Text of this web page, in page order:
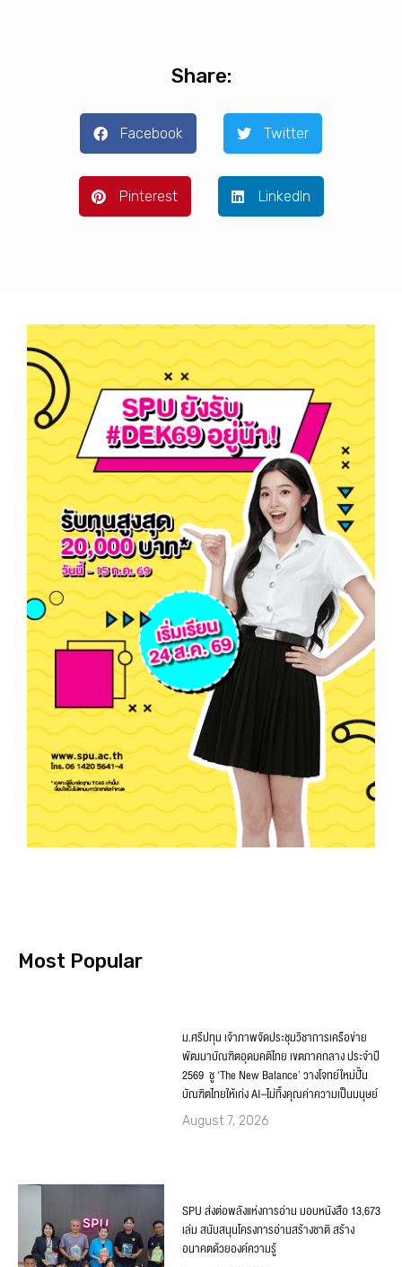
Share:
Facebook Twitter
Pinterest LinkedIn
Most Popular
ม.ศรีปทุม เจ้าภาพจัดประชุมวิชาการเครือข่าย
พัฒนาบัณฑิตอุดมคติไทย เขตภาคกลาง ประจำปี
2569 ชู ‘The New Balance’ วางโจทย์ใหม่ปั้น
บัณฑิตไทยให้เก่ง AI–ไม่ทิ้งคุณค่าความเป็นมนุษย์
August 7, 2026
SPU ส่งต่อพลังแห่งการอ่าน มอบหนังสือ 13,673
เล่ม สนับสนุนโครงการอ่านสร้างชาติ สร้าง
อนาคตด้วยองค์ความรู้